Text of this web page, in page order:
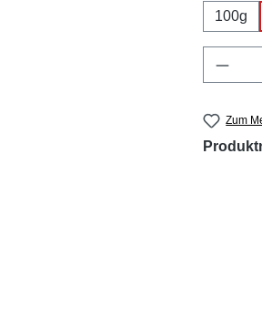
100g
Zum